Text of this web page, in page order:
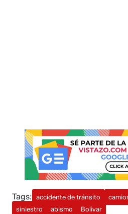
Tags: accidente de tránsito
siniestro
abismo Bolivar